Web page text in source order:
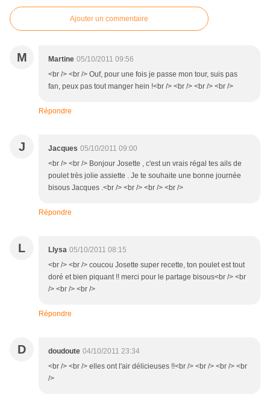
Ajouter un commentaire
M Martine 05/10/2011 09:56
<br /> <br /> Ouf, pour une fois je passe mon tour, suis pas
fan, peux pas tout manger hein !<br /> <br /> <br /> <br />
Répondre
J Jacques 05/10/2011 09:00
<br /> <br /> Bonjour Josette , c'est un vrais régal tes ails de
poulet très jolie assiette . Je te souhaite une bonne journée
bisous Jacques .<br /> <br /> <br /> <br />
Répondre
L Llysa 05/10/2011 08:15
<br /> <br /> coucou Josette super recette, ton poulet est tout
doré et bien piquant !! merci pour le partage bisous<br /> <br
/> <br /> <br />
Répondre
D doudoute 04/10/2011 23:34
<br /> <br /> elles ont l'air délicieuses !!<br /> <br /> <br /> <br
/>